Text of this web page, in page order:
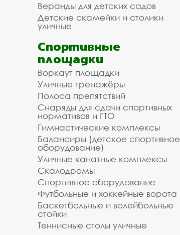
Веранды для детских садов
Детские скамейки и столики
уличные
Спортивные
площадки
Воркаут площадки
Уличные тренажёры
Полоса препятствий
Снаряды для сдачи спортивных
нормативов и ГТО
Гимнастические комплексы
Балансиры (детское спортивное
оборудование)
Уличные канатные комплексы
Скалодромы
Спортивное оборудование
Футбольные и хоккейные ворота
Баскетбольные и волейбольные
стойки
Теннисные столы уличные